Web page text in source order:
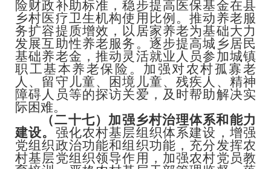
险财政补助标准，稳步提高医保基金在县
乡村医疗卫生机构使用比例。推动养老服
务扩容提质增效，以居家养老为基础大力
发展互助性养老服务。逐步提高城乡居民
基础养老金，推动灵活就业人员参加城镇
职工基本养老保险。加强对农村孤寡老
人、留守儿童、困境儿童、残疾人、精神
障碍人员等的探访关爱，及时帮助解决实
际困难。
（二十七）加强乡村治理体系和能力
建设。 强化农村基层组织体系建设，增强
党组织政治功能和组织功能，充分发挥农
村基层党组织领导作用，加强农村党员教